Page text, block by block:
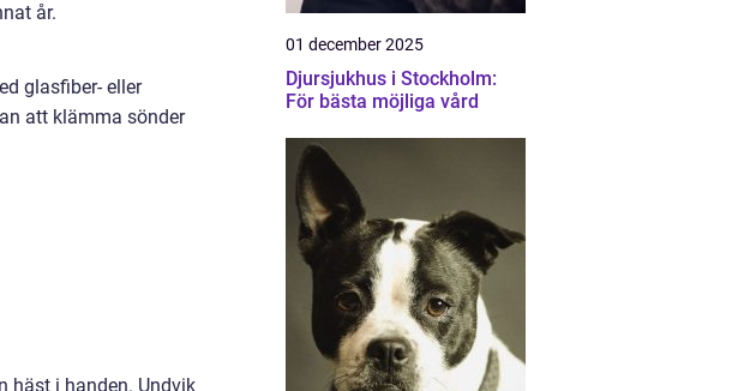
år.
glasfiber- eller
att klämma sönder
häst i handen. Undvik
01 december 2025
Djursjukhus i Stockholm:
För bästa möjliga vård